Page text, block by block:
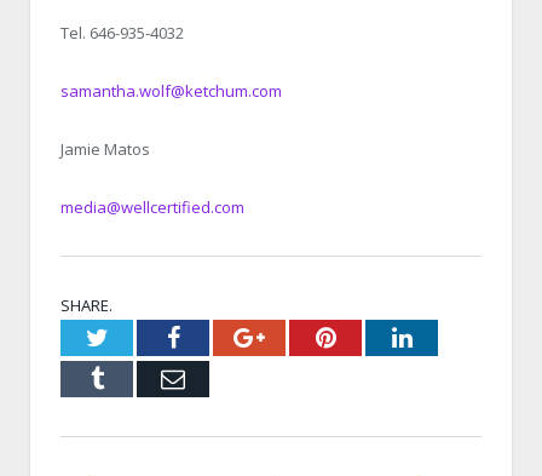
Tel. 646-935-4032
samantha.wolf@ketchum.com
Jamie Matos
media@wellcertified.com
SHARE.
TwitterFacebookGoogle+PinterestLinkedIn
Tumblr Email